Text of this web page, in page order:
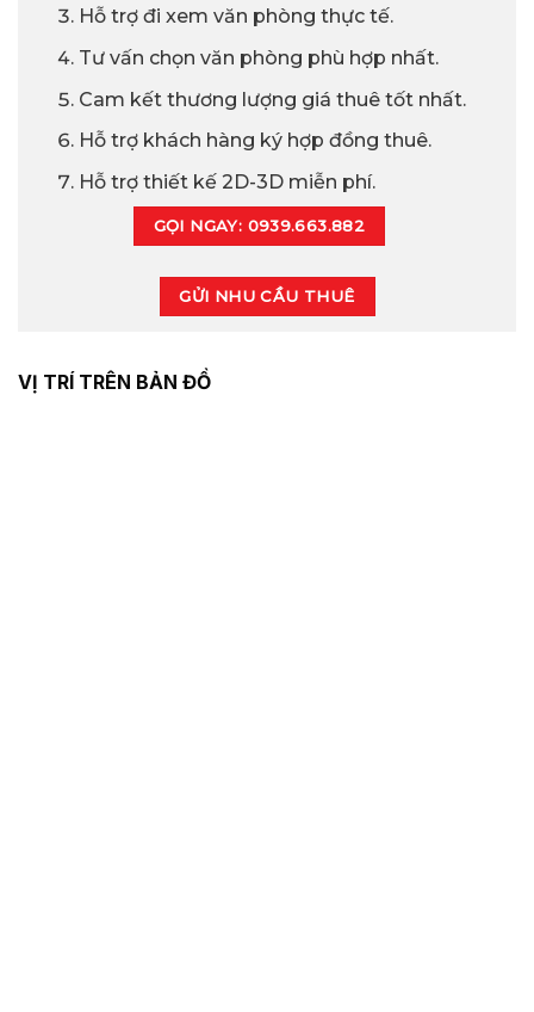
Hỗ trợ đi xem văn phòng thực tế.
Tư vấn chọn văn phòng phù hợp nhất.
Cam kết thương lượng giá thuê tốt nhất.
Hỗ trợ khách hàng ký hợp đồng thuê.
Hỗ trợ thiết kế 2D-3D miễn phí.
GỌI NGAY: 0939.663.882
GỬI NHU CẦU THUÊ
VỊ TRÍ TRÊN BẢN ĐỒ